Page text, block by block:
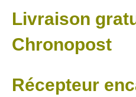
Livraison
Chronopost
Récepteur